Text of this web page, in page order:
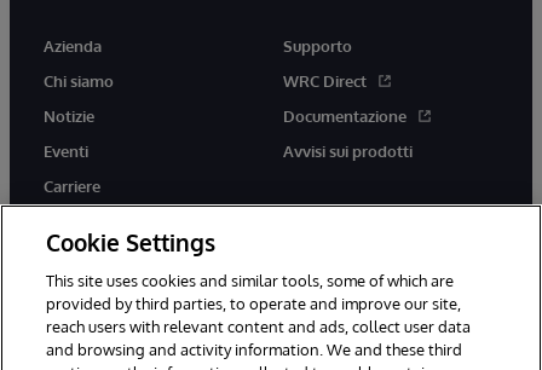
Azienda
Chi siamo
Notizie
Eventi
Carriere
Supporto
WRC Direct
Documentazione
Avvisi sui prodotti
twitter youtubefacebooklinkedin
Cookie Settings
This site uses cookies and similar tools, some of which are
provided by third parties, to operate and improve our site,
reach users with relevant content and ads, collect user data
and browsing and activity information. We and these third